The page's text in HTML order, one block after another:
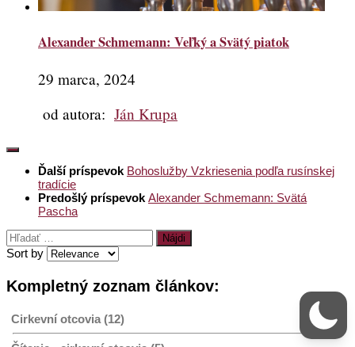
Alexander Schmemann: Veľký a Svätý piatok
29 marca, 2024
od autora: Ján Krupa
Ďalší príspevok Bohoslužby Vzkriesenia podľa rusínskej
tradície
Predošlý príspevok Alexander Schmemann: Svätá
Pascha
Hľadať:
Sort by
Kompletný zoznam článkov:
Cirkevní otcovia (12)